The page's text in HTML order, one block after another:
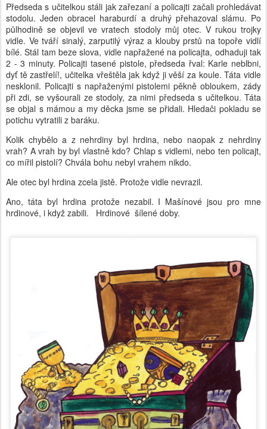
Předseda s učitelkou stáli jak zařezaní a policajti začali prohledávat
stodolu. Jeden obracel haraburdí a druhý přehazoval slámu. Po
půlhodině se objevil ve vratech stodoly můj otec. V rukou trojky
vidle. Ve tváří sinalý, zarputilý výraz a klouby prstů na topoře vidlí
bílé. Stál tam beze slova, vidle napřažené na policajta, odhaduji tak
2 - 3 minuty. Policajti tasené pistole, předseda řval: Karle neblbni,
dyť tě zastřelí!, učitelka vřeštěla jak když ji věší za koule. Táta vidle
nesklonil. Policajti s napřaženými pistolemi pěkně obloukem, zády
při zdi, se vyšourali ze stodoly, za nimi předseda s učitelkou. Táta
se objal s mámou a my děcka jsme se přidali. Hledači pokladu se
potichu vytratili z baráku.
Kolik chybělo a z nehrdiny byl hrdina, nebo naopak z nehrdiny
vrah? A vrah by byl vlastně kdo? Chlap s vidlemi, nebo ten policajt,
co mířil pistolí? Chvála bohu nebyl vrahem nikdo.
Ale otec byl hrdina zcela jistě. Protože vidle nevrazil.
Ano, táta byl hrdina protože nezabil. I Mašínové jsou pro mne
hrdinové, i když zabili. Hrdinové šílené doby.